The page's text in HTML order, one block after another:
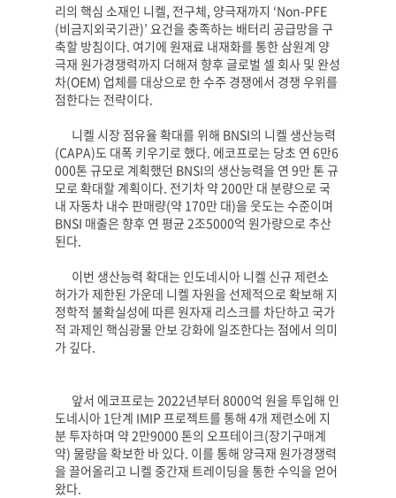
리의 핵심 소재인 니켈 전구체 양극재까지 ‘Non-PFE
(비금지외국기관)’ 요건을 충족하는 배터리 공급망을 구
축할 방침이다 여기에 원재료 내재화를 통한 삼원계 양
극재 원가경쟁력까지 더해져 향후 글로벌 셀 회사 및 완성
차(OEM) 업체를 대상으로 한 수주 경쟁에서 경쟁 우위를
점한다는 전략이다
니켈 시장 점유율 확대를 위해 BNSI의 니켈 생산능력
(CAPA)도 대폭 키우기로 했다 에코프로는 당초 연 6만6
000톤 규모로 계획했던 BNSI의 생산능력을 연 9만 톤 규
모로 확대할 계획이다 전기차 약200만 대 분량으로 국
내 자동차 내수 판매량(약 170만 대)을 웃도는 수준이며
BNSI 매출은 향후 연 평균2조5000억 원가량으로 추산
된다
이번 생산능력 확대는 인도네시아 니켈 신규 제련소
허가가 제한된 가운데 니켈 자원을 선제적으로 확보해 지
정학적 불확실성에 따른 원자재 리스크를 차단하고 국가
적 과제인 핵심광물 안보 강화에 일조한다는 점에서 의미
가 깊다
앞서 에코프로는2022년부터8000억 원을 투입해 인
도네시아 1 단계 IMIP 프로젝트를 통해4개 제련소에 지
분 투자하며 약2만9000톤의 오프테이크(장기구매계
약)물량을 확보한 바 있다 이를 통해 양극재 원가경쟁력
을 끌어올리고 니켈 중간재 트레이딩을 통한 수익을 얻어
왔다